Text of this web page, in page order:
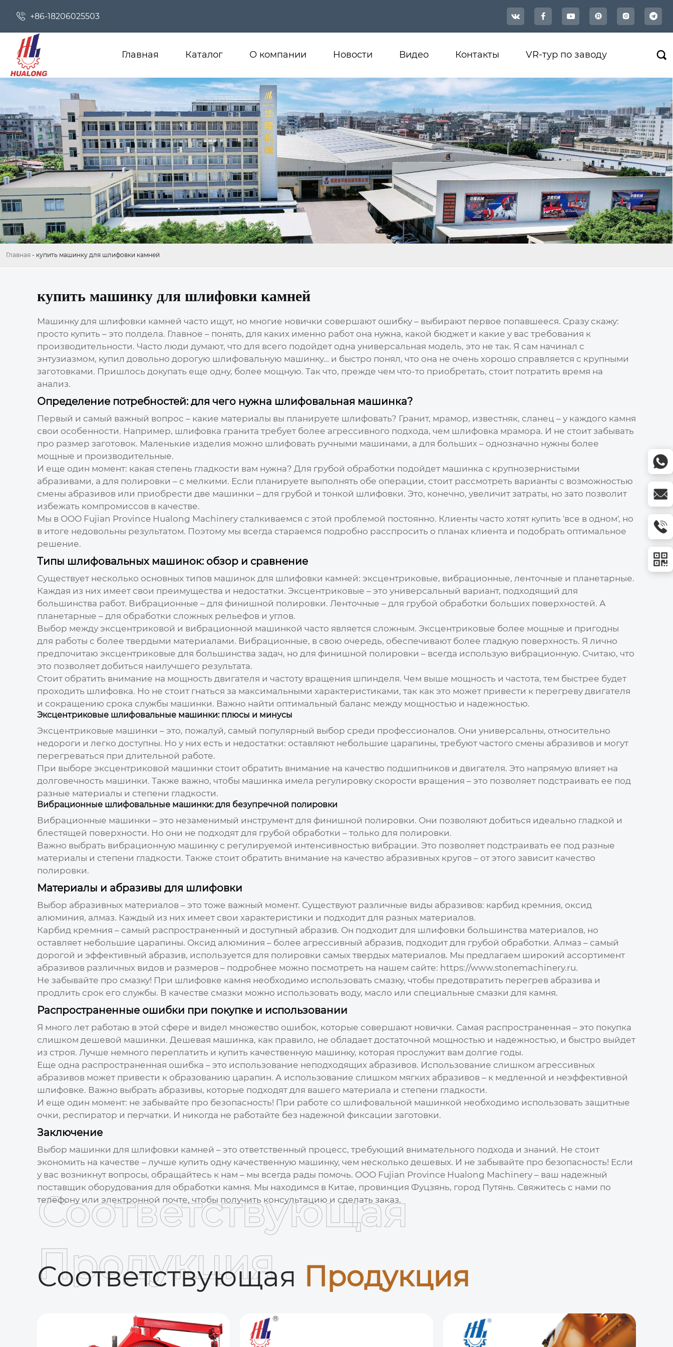
 +86-18206025503    
Главная Каталог О компании Новости Видео Контакты VR-тур по заводу 
Главная - купить машинку для шлифовки камней
купить машинку для шлифовки камней
Машинку для шлифовки камней часто ищут, но многие новички совершают ошибку – выбирают первое попавшееся. Сразу скажу:
просто купить – это полдела. Главное – понять, для каких именно работ она нужна, какой бюджет и какие у вас требования к
производительности. Часто люди думают, что для всего подойдет одна универсальная модель, это не так. Я сам начинал с
энтузиазмом, купил довольно дорогую шлифовальную машинку… и быстро понял, что она не очень хорошо справляется с крупными
заготовками. Пришлось докупать еще одну, более мощную. Так что, прежде чем что-то приобретать, стоит потратить время на
анализ.
Определение потребностей: для чего нужна шлифовальная машинка?
Первый и самый важный вопрос – какие материалы вы планируете шлифовать? Гранит, мрамор, известняк, сланец – у каждого камня
свои особенности. Например, шлифовка гранита требует более агрессивного подхода, чем шлифовка мрамора. И не стоит забывать
про размер заготовок. Маленькие изделия можно шлифовать ручными машинами, а для больших – однозначно нужны более
мощные и производительные.
И еще один момент: какая степень гладкости вам нужна? Для грубой обработки подойдет машинка с крупнозернистыми
абразивами, а для полировки – с мелкими. Если планируете выполнять обе операции, стоит рассмотреть варианты с возможностью
смены абразивов или приобрести две машинки – для грубой и тонкой шлифовки. Это, конечно, увеличит затраты, но зато позволит
избежать компромиссов в качестве.
Мы в ООО Fujian Province Hualong Machinery сталкиваемся с этой проблемой постоянно. Клиенты часто хотят купить 'все в одном', но
в итоге недовольны результатом. Поэтому мы всегда стараемся подробно расспросить о планах клиента и подобрать оптимальное
решение.
Типы шлифовальных машинок: обзор и сравнение
Существует несколько основных типов машинок для шлифовки камней: эксцентриковые, вибрационные, ленточные и планетарные.
Каждая из них имеет свои преимущества и недостатки. Эксцентриковые – это универсальный вариант, подходящий для
большинства работ. Вибрационные – для финишной полировки. Ленточные – для грубой обработки больших поверхностей. А
планетарные – для обработки сложных рельефов и углов.
Выбор между эксцентриковой и вибрационной машинкой часто является сложным. Эксцентриковые более мощные и пригодны
для работы с более твердыми материалами. Вибрационные, в свою очередь, обеспечивают более гладкую поверхность. Я лично
предпочитаю эксцентриковые для большинства задач, но для финишной полировки – всегда использую вибрационную. Считаю, что
это позволяет добиться наилучшего результата.
Стоит обратить внимание на мощность двигателя и частоту вращения шпинделя. Чем выше мощность и частота, тем быстрее будет
проходить шлифовка. Но не стоит гнаться за максимальными характеристиками, так как это может привести к перегреву двигателя
и сокращению срока службы машинки. Важно найти оптимальный баланс между мощностью и надежностью.
Эксцентриковые шлифовальные машинки: плюсы и минусы
Эксцентриковые машинки – это, пожалуй, самый популярный выбор среди профессионалов. Они универсальны, относительно
недороги и легко доступны. Но у них есть и недостатки: оставляют небольшие царапины, требуют частого смены абразивов и могут
перегреваться при длительной работе.
При выборе эксцентриковой машинки стоит обратить внимание на качество подшипников и двигателя. Это напрямую влияет на
долговечность машинки. Также важно, чтобы машинка имела регулировку скорости вращения – это позволяет подстраивать ее под
разные материалы и степени гладкости.
Вибрационные шлифовальные машинки: для безупречной полировки
Вибрационные машинки – это незаменимый инструмент для финишной полировки. Они позволяют добиться идеально гладкой и
блестящей поверхности. Но они не подходят для грубой обработки – только для полировки.
Важно выбрать вибрационную машинку с регулируемой интенсивностью вибрации. Это позволяет подстраивать ее под разные
материалы и степени гладкости. Также стоит обратить внимание на качество абразивных кругов – от этого зависит качество
полировки.
Материалы и абразивы для шлифовки
Выбор абразивных материалов – это тоже важный момент. Существуют различные виды абразивов: карбид кремния, оксид
алюминия, алмаз. Каждый из них имеет свои характеристики и подходит для разных материалов.
Карбид кремния – самый распространенный и доступный абразив. Он подходит для шлифовки большинства материалов, но
оставляет небольшие царапины. Оксид алюминия – более агрессивный абразив, подходит для грубой обработки. Алмаз – самый
дорогой и эффективный абразив, используется для полировки самых твердых материалов. Мы предлагаем широкий ассортимент
абразивов различных видов и размеров – подробнее можно посмотреть на нашем сайте: https://www.stonemachinery.ru.
Не забывайте про смазку! При шлифовке камня необходимо использовать смазку, чтобы предотвратить перегрев абразива и
продлить срок его службы. В качестве смазки можно использовать воду, масло или специальные смазки для камня.
Распространенные ошибки при покупке и использовании
Я много лет работаю в этой сфере и видел множество ошибок, которые совершают новички. Самая распространенная – это покупка
слишком дешевой машинки. Дешевая машинка, как правило, не обладает достаточной мощностью и надежностью, и быстро выйдет
из строя. Лучше немного переплатить и купить качественную машинку, которая прослужит вам долгие годы.
Еще одна распространенная ошибка – это использование неподходящих абразивов. Использование слишком агрессивных
абразивов может привести к образованию царапин. А использование слишком мягких абразивов – к медленной и неэффективной
шлифовке. Важно выбрать абразивы, которые подходят для вашего материала и степени гладкости.
И еще один момент: не забывайте про безопасность! При работе со шлифовальной машинкой необходимо использовать защитные
очки, респиратор и перчатки. И никогда не работайте без надежной фиксации заготовки.
Заключение
Выбор машинки для шлифовки камней – это ответственный процесс, требующий внимательного подхода и знаний. Не стоит
экономить на качестве – лучше купить одну качественную машинку, чем несколько дешевых. И не забывайте про безопасность! Если
у вас возникнут вопросы, обращайтесь к нам – мы всегда рады помочь. ООО Fujian Province Hualong Machinery – ваш надежный
поставщик оборудования для обработки камня. Мы находимся в Китае, провинция Фуцзянь, город Путянь. Свяжитесь с нами по
телефону или электронной почте, чтобы получить консультацию и сделать заказ.
Соответствующая Продукция
Соответствующая
Продукция